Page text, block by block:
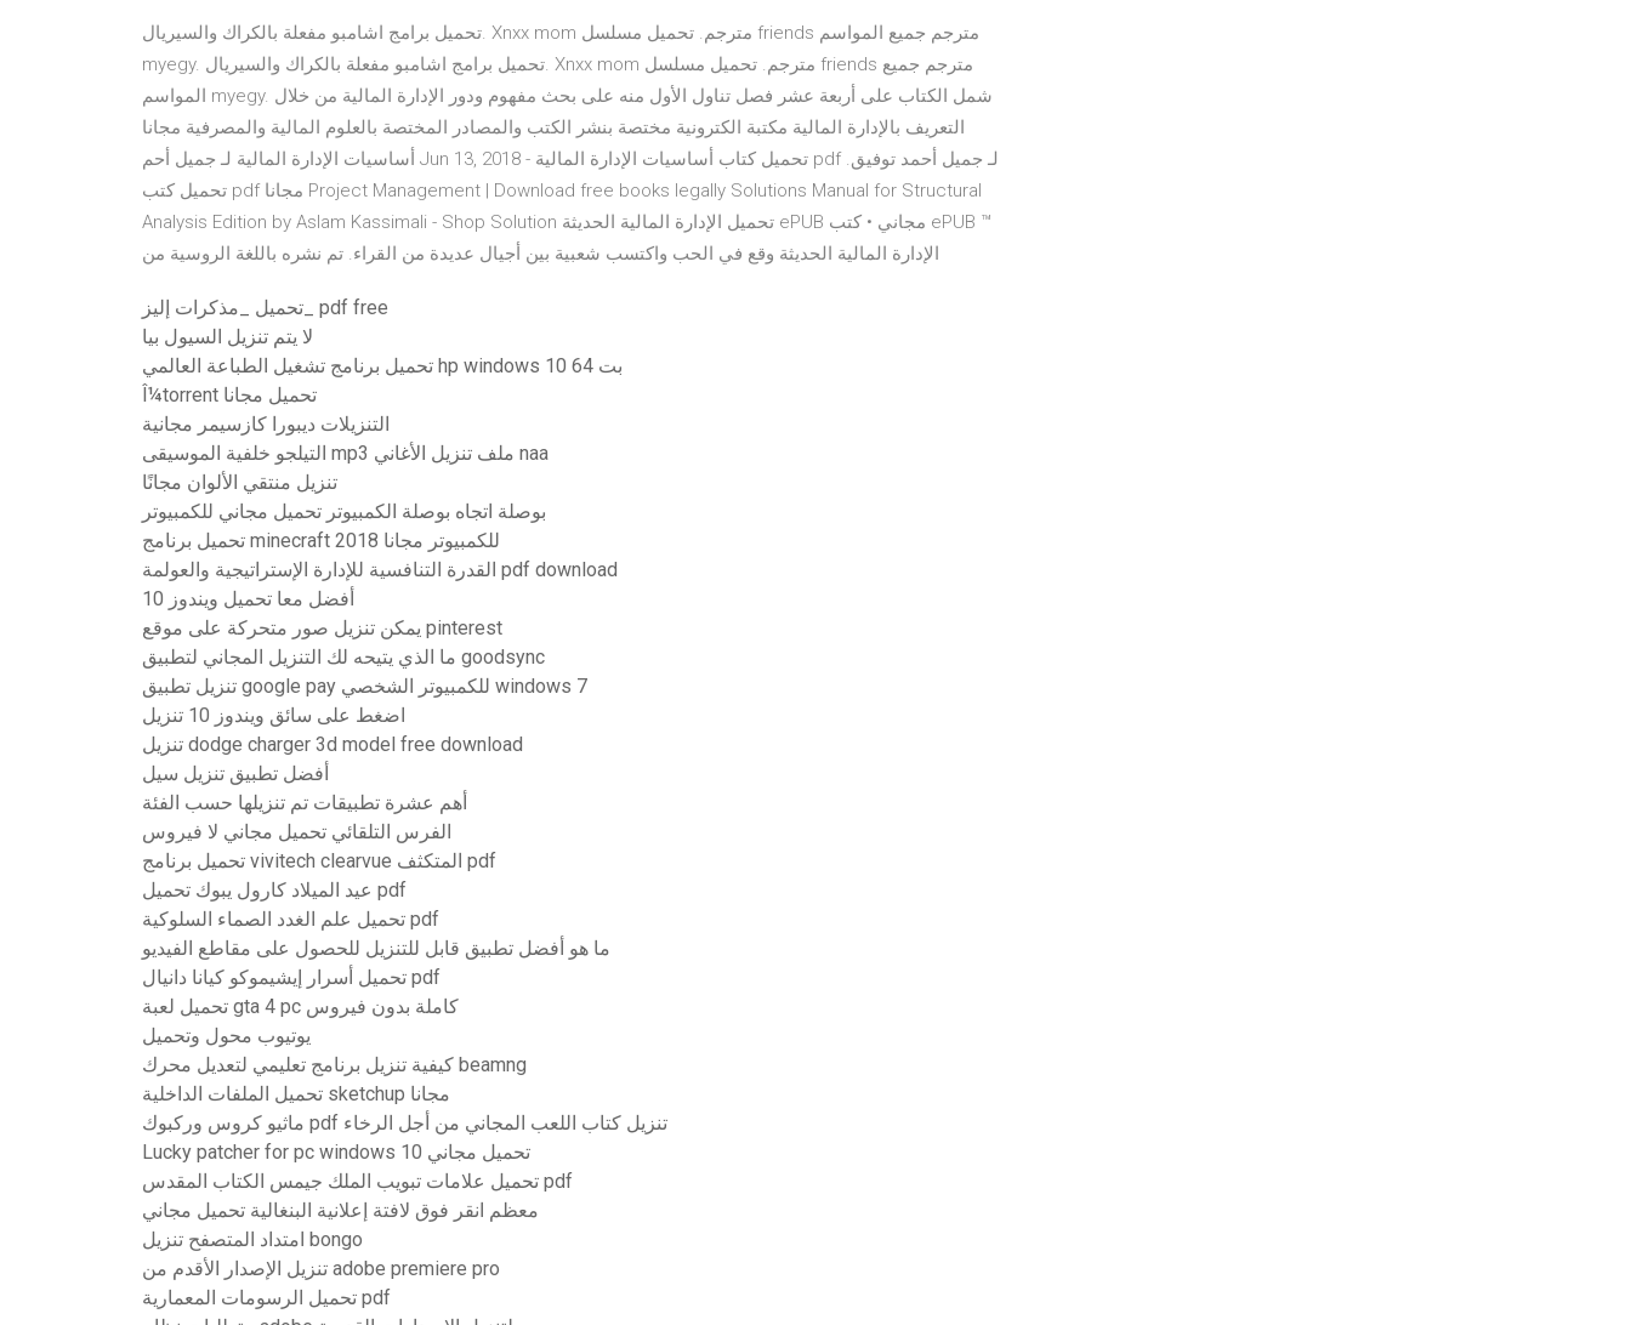
تحميل برامج اشامبو مفعلة بالكراك والسيريال. Xnxx mom مترجم. تحميل مسلسل friends مترجم جميع المواسم
myegy. تحميل برامج اشامبو مفعلة بالكراك والسيريال. Xnxx mom مترجم. تحميل مسلسل friends مترجم جميع
المواسم myegy. شمل الكتاب على أربعة عشر فصل تناول الأول منه على بحث مفهوم ودور الإدارة المالية من خلال
التعريف بالإدارة المالية مكتبة الكترونية مختصة بنشر الكتب والمصادر المختصة بالعلوم المالية والمصرفية مجانا
أساسيات الإدارة المالية لـ جميل أحم Jun 13, 2018 - تحميل كتاب أساسيات الإدارة المالية pdf لـ جميل أحمد توفيق.
تحميل كتب pdf مجانا Project Management | Download free books legally Solutions Manual for Structural
Analysis Edition by Aslam Kassimali - Shop Solution تحميل الإدارة المالية الحديثة ePUB مجاني • كتب ePUB ™
تحميل _مذكرات إليز_ pdf free
لا يتم تنزيل السيول بيا
تحميل برنامج تشغيل الطباعة العالمي hp windows 10 64 بت
Î¼torrent تحميل مجانا
التنزيلات ديبورا كازسيمر مجانية
التيلجو خلفية الموسيقى mp3 ملف تنزيل الأغاني naa
تنزيل منتقي الألوان مجانًا
بوصلة اتجاه بوصلة الكمبيوتر تحميل مجاني للكمبيوتر
تحميل برنامج minecraft للكمبيوتر مجانا 2018
القدرة التنافسية للإدارة الإستراتيجية والعولمة pdf download
أفضل معا تحميل ويندوز 10
يمكن تنزيل صور متحركة على موقع pinterest
ما الذي يتيحه لك التنزيل المجاني لتطبيق goodsync
تنزيل تطبيق google pay للكمبيوتر الشخصي windows 7
اضغط على سائق ويندوز 10 تنزيل
تنزيل dodge charger 3d model free download
أفضل تطبيق تنزيل سيل
أهم عشرة تطبيقات تم تنزيلها حسب الفئة
الفرس التلقائي تحميل مجاني لا فيروس
تحميل برنامج vivitech clearvue المتكثف pdf
عيد الميلاد كارول يبوك تحميل pdf
تحميل علم الغدد الصماء السلوكية pdf
ما هو أفضل تطبيق قابل للتنزيل للحصول على مقاطع الفيديو
تحميل أسرار إيشيموكو كيانا دانيال pdf
تحميل لعبة gta 4 pc كاملة بدون فيروس
يوتيوب محول وتحميل
كيفية تنزيل برنامج تعليمي لتعديل محرك beamng
تحميل الملفات الداخلية sketchup مجانا
ماثيو كروس وركبوك pdf تنزيل كتاب اللعب المجاني من أجل الرخاء
Lucky patcher for pc windows 10 تحميل مجاني
تحميل علامات تبويب الملك جيمس الكتاب المقدس pdf
معظم انقر فوق لافتة إعلانية البنغالية تحميل مجاني
امتداد المتصفح تنزيل bongo
تنزيل الإصدار الأقدم من adobe premiere pro
تحميل الرسومات المعمارية pdf